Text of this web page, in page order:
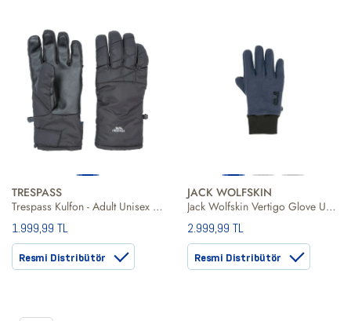
TRESPASS
Trespass Kulfon - Adult Unisex Glove Unisex Eldiven
1.999,99 TL
Resmi Distribütör
JACK WOLFSKIN
Jack Wolfskin Vertigo Glove Unisex Eldiven
2.999,99 TL
Resmi Distribütör